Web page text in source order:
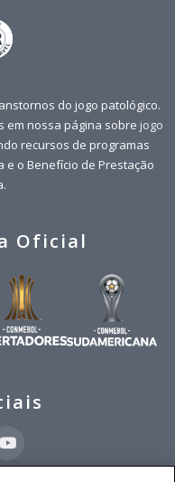
do jogo patológico.
em nossa página sobre jogo
recursos de programas
e o Benefício de Prestação
Oficial